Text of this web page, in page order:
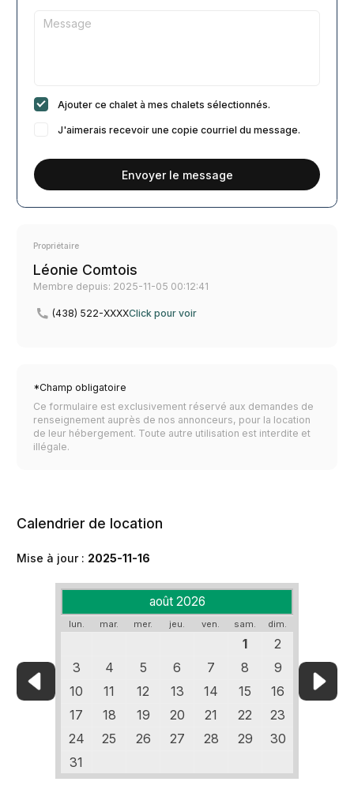
Propriétaire
Léonie Comtois
Membre depuis: 2025-11-05 00:12:41
(438) 522-XXXXClick pour voir
*Champ obligatoire
Ce formulaire est exclusivement réservé aux demandes de
renseignement auprès de nos annonceurs, pour la location
de leur hébergement. Toute autre utilisation est interdite et
illégale.
Ajouter ce chalet à mes chalets sélectionnés.
J'aimerais recevoir une copie courriel du message.
Envoyer le message
Calendrier de location
Mise à jour : 2025-11-16
août 2026
lun. mar. mer. jeu. ven. sam. dim.
1
2
3
4 5 6 7 8
9
10
11 12 13 14 15
16
17
18 19 20 21 22
23
24
25 26 27 28 29
30
31